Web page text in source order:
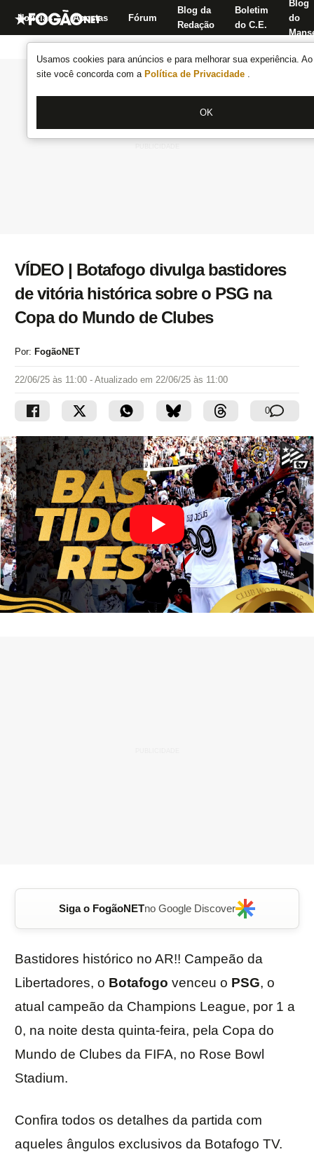
Usamos cookies para anúncios e para melhorar sua experiência.
site você concorda com a Política de Privacidade .
OK
Notícias Apostas Fórum
Blog da
Redação
Boletim
do C.E.
Blog
do
VÍDEO | Botafogo divulga bastidores
de vitória histórica sobre o PSG na
Copa do Mundo de Clubes
Por: FogãoNET
22/06/25 às 11:00 - Atualizado em 22/06/25 às 11:00
0
Siga o FogãoNETno Google Discover
Bastidores histórico no AR!! Campeão da
Libertadores, o Botafogo venceu o PSG, o
atual campeão da Champions League, por 1 a
0, na noite desta quinta-feira, pela Copa do
Mundo de Clubes da FIFA, no Rose Bowl
Stadium.
Confira todos os detalhes da partida com
aqueles ângulos exclusivos da Botafogo TV.